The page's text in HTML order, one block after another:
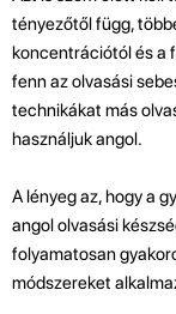
tényezőtől függ,
koncentrációtól és a
fenn az olvasási
technikákat más
használjuk angol.
A lényeg az, hogy a
angol olvasási
folyamatosan
módszereket